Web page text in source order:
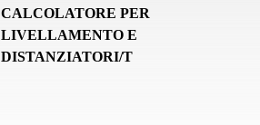
CALCOLATORE PER
LIVELLAMENTO E
DISTANZIATORI/T